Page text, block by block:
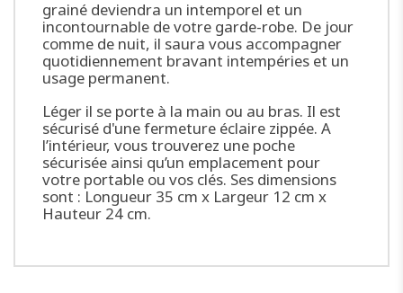
grainé deviendra un intemporel et un
incontournable de votre garde-robe. De jour
comme de nuit, il saura vous accompagner
quotidiennement bravant intempéries et un
usage permanent.
Léger il se porte à la main ou au bras. Il est
sécurisé d'une fermeture éclaire zippée. A
l’intérieur, vous trouverez une poche
sécurisée ainsi qu’un emplacement pour
votre portable ou vos clés. Ses dimensions
sont : Longueur 35 cm x Largeur 12 cm x
Hauteur 24 cm.